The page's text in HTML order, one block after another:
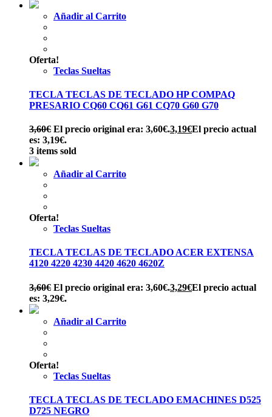
Añadir al Carrito
Oferta!
Teclas Sueltas
TECLA TECLAS DE TECLADO HP COMPAQ
PRESARIO CQ60 CQ61 G61 CQ70 G60 G70
3,60€ El precio original era: 3,60€.3,19€El precio actual
es: 3,19€.
3 items sold
Añadir al Carrito
Oferta!
Teclas Sueltas
TECLA TECLAS DE TECLADO ACER EXTENSA
4120 4220 4230 4420 4620 4620Z
3,60€ El precio original era: 3,60€.3,29€El precio actual
es: 3,29€.
Añadir al Carrito
Oferta!
Teclas Sueltas
TECLA TECLAS DE TECLADO EMACHINES D525
D725 NEGRO